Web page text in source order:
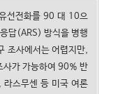
선전화를 90 대 10으
답(ARS) 방식을 병행
조사에서는 어렵지만,
사가 가능하여 90% 반
라스무센 등 미국 여론